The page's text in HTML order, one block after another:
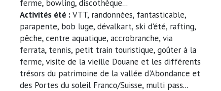
ferme, bowling, discothèque...
Activités été :VTT, randonnées, fantasticable,
parapente, bob luge, dévalkart, ski d'été, rafting,
pêche, centre aquatique, accrobranche, via
ferrata, tennis, petit train touristique, goûter à la
ferme, visite de la vieille Douane et les différents
trésors du patrimoine de la vallée d'Abondance et
des Portes du soleil Franco/Suisse, multi pass...